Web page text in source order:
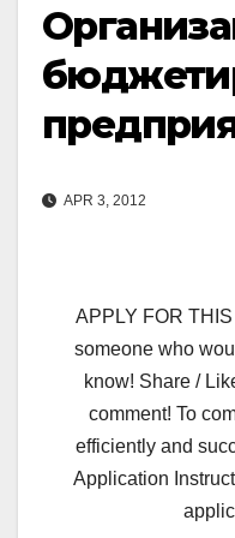
APR 3, 2012
APPLY FOR
someone who
know! Share /
comment! To
efficiently and
Application